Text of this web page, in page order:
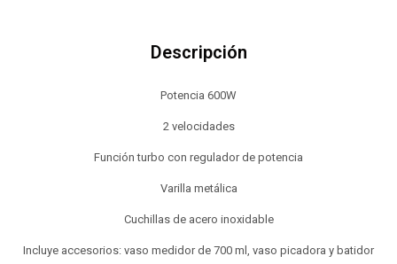
Descripción
Potencia 600W
2 velocidades
Función turbo con regulador de potencia
Varilla metálica
Cuchillas de acero inoxidable
Incluye accesorios: vaso medidor de 700 ml, vaso picadora y batidor